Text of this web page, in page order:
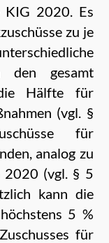
KIG 2020. Es
zu je
den gesamt
Hälfte für
(vgl. §
für
analog zu
2020 (vgl. § 5
kann die
5 %
für